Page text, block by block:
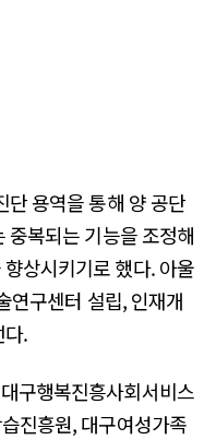
단 용역을 통해 양 공단
중복되는 기능을 조정해
상시키기로 했다. 아울
연구센터 설립, 인재개
다.
구행복진흥사회서비스
진흥원, 대구여성가족